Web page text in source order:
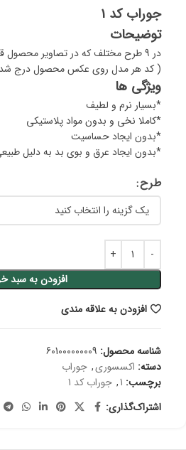
جوراب کد 1
توضیحات
در 9 طرح مختلف که در تصاویر محصول قابل مشاهده است
( کد هر مدل روی عکس محصول درج
ویژگی ها
*بسیار نرم و لطیف
*کاملا نخی و بدون مواد پلاستیکی
*بدون ایجاد حساسیت
*بدون ایجاد عرق و بوی بد به دلیل
طرح
افزودن به سبد
افزودن به علاقه مندی
شناسه محصول: 601000000009
دسته: اکسسوری, جوراب
برچسب: 1
, جوراب کد 1
اشتراک‌گذاری: